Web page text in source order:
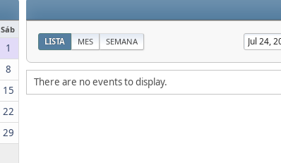
Sáb
1
8
15
22
29
LISTA MES SEMANA
There are no events to display.